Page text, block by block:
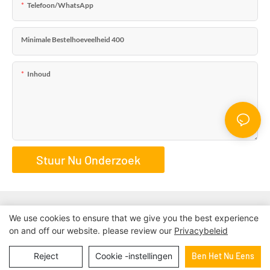
Telefoon/WhatsApp
Minimale Bestelhoeveelheid 400
Inhoud
Stuur Nu Onderzoek
| privacybeleid
We use cookies to ensure that we give you the best experience
on and off our website. please review our Privacybeleid
Reject Cookie -instellingen Ben Het Nu Eens